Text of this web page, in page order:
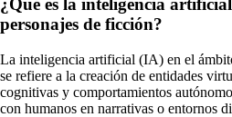
¿Qué es la inteligencia
personajes de ficción?
La inteligencia artificial (IA) en el
se refiere a la creación de entidades
cognitivas y comportamientos
con humanos en narrativas o entornos